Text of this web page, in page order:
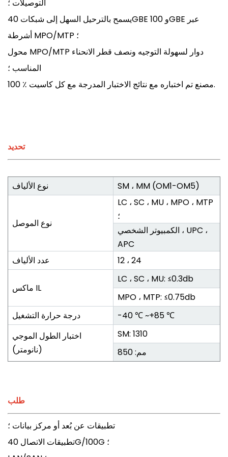
التوصيلات ؛
يسمح بالترحيل السهل إلى شبكات 40GBE و 100GBE عبر
أشرطة MPO/MTP ؛
محول MPO/MTP دوار لسهولة التوجيه ونصف قطر الانحناء
المناسب ؛
100 ٪ مصنع تم اختباره مع نتائج الاختبار المدرجة مع كل كاسيت.
تحديد
نوع الألياف SM ، MM (OM1-OM5)
نوع الموصل
LC ، SC ، MU ، MPO ، MTP
؛
الكمبيوتر الشخصي ، UPC ،
APC
عدد الألياف
12 ، 24
ماكس IL
LC ، SC ، MU: ≤0.3db
MPO ، MTP: ≤0.75db
درجة حرارة التشغيل
-40 ℃ ~+85 ℃
اختبار الطول الموجي
(نانومتر)
SM: 1310
مم: 850
طلب
تطبيقات عن بُعد أو مركز بيانات ؛
تطبيقات الاتصال 40G/100G ؛